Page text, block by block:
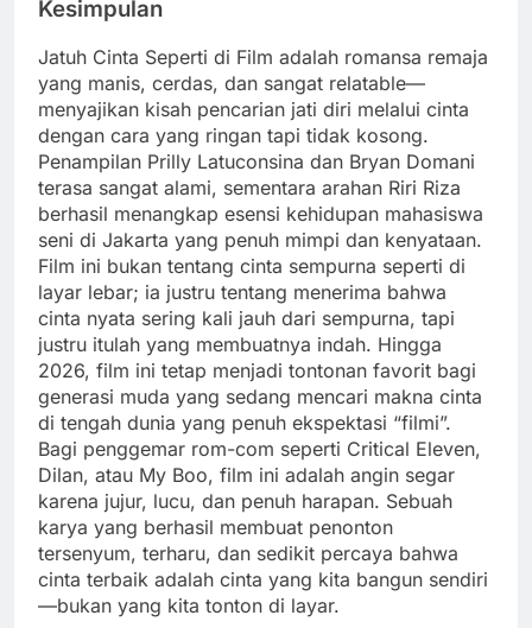
Kesimpulan
Jatuh Cinta Seperti di Film adalah romansa remaja
yang manis, cerdas, dan sangat relatable—
menyajikan kisah pencarian jati diri melalui cinta
dengan cara yang ringan tapi tidak kosong.
Penampilan Prilly Latuconsina dan Bryan Domani
terasa sangat alami, sementara arahan Riri Riza
berhasil menangkap esensi kehidupan mahasiswa
seni di Jakarta yang penuh mimpi dan kenyataan.
Film ini bukan tentang cinta sempurna seperti di
layar lebar; ia justru tentang menerima bahwa
cinta nyata sering kali jauh dari sempurna, tapi
justru itulah yang membuatnya indah. Hingga
2026, film ini tetap menjadi tontonan favorit bagi
generasi muda yang sedang mencari makna cinta
di tengah dunia yang penuh ekspektasi “filmi”.
Bagi penggemar rom-com seperti Critical Eleven,
Dilan, atau My Boo, film ini adalah angin segar
karena jujur, lucu, dan penuh harapan. Sebuah
karya yang berhasil membuat penonton
tersenyum, terharu, dan sedikit percaya bahwa
cinta terbaik adalah cinta yang kita bangun sendiri
—bukan yang kita tonton di layar.